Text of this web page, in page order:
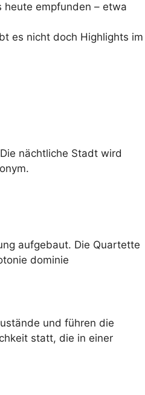
heute empfunden – etwa
es nicht doch Highlights im
nächtliche Stadt wird
aufgebaut. Die Quartette
dominie
und führen die
statt, die in einer